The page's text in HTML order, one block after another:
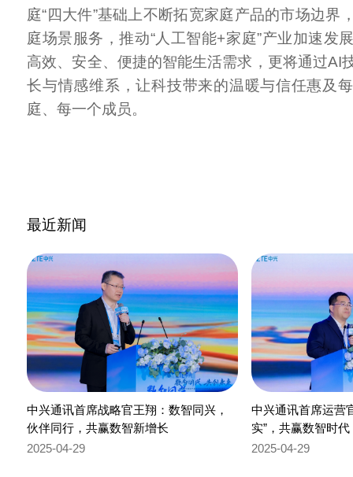
庭“四大件”基础上不断拓宽家庭产品的市场边界
庭场景服务，推动“人工智能+家庭”产业加速发
高效、安全、便捷的智能生活需求，更将通过AI
长与情感维系，让科技带来的温暖与信任惠及
庭、每一个成员。
最近新闻
中兴通讯首席战略官王翔：数智同兴，
伙伴同行，共赢数智新增长
2025-04-29
中兴通讯首席运营
实”，共赢数智时代
2025-04-29